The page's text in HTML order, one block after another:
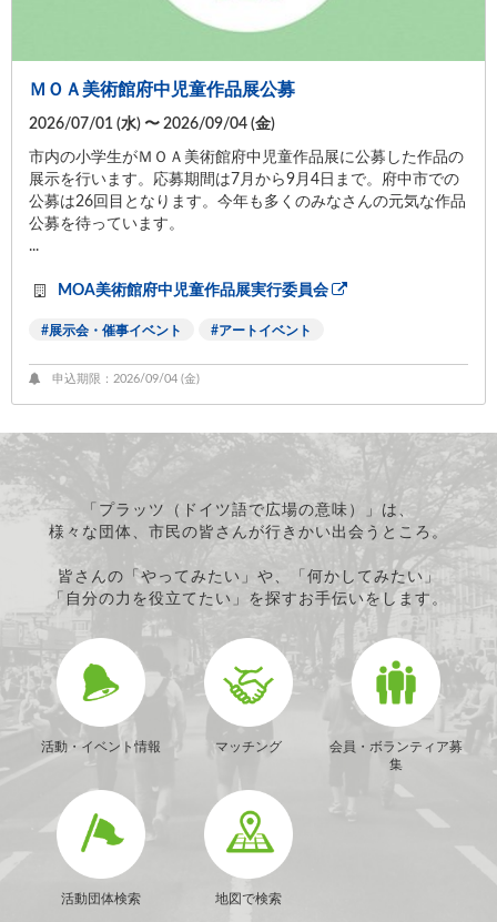
ＭＯＡ美術館府中児童作品展公募
2026/07/01 (水) 〜 2026/09/04 (金)
市内の小学生がＭＯＡ美術館府中児童作品展に公募した作品の
展示を行います。応募期間は7月から9月4日まで。府中市での
公募は26回目となります。今年も多くのみなさんの元気な作品
公募を待っています。
...
MOA美術館府中児童作品展実行委員会
展示会・催事イベント アートイベント
申込期限：2026/09/04 (金)
「プラッツ（ドイツ語で広場の意味）」は、
様々な団体、市民の皆さんが行きかい出会うところ。
皆さんの「やってみたい」や、「何かしてみたい」
「自分の力を役立てたい」を探すお手伝いをします。
活動・イベント情報 マッチング
会員・ボランティア募
集
活動団体検索 地図で検索